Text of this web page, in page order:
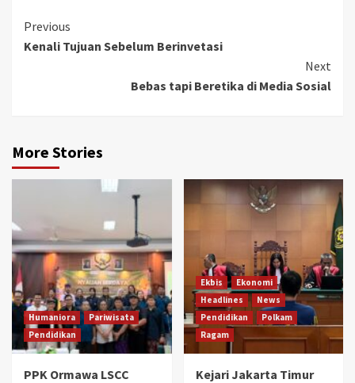
Continue
Reading
Previous
Kenali Tujuan Sebelum Berinvetasi
Next
Bebas tapi Beretika di Media Sosial
More Stories
Humaniora
Pariwisata
Pendidikan
PPK Ormawa LSCC
Ekbis
Ekonomi
Headlines
News
Pendidikan
Polkam
Ragam
Kejari Jakarta Timur